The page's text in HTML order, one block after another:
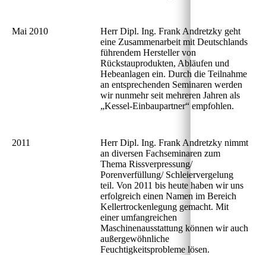
Mai 2010
Herr Dipl. Ing. Frank Andretzky geht
eine Zusammenarbeit mit Deutschlands
führendem Hersteller von
Rückstauprodukten, Abläufen und
Hebeanlagen ein. Durch die Teilnahme
an entsprechenden Seminaren werden
wir nunmehr seit mehreren Jahren als
„Kessel-Einbaupartner“ empfohlen.
2011
Herr Dipl. Ing. Frank Andretzky nimmt
an diversen Fachseminaren zum
Thema Rissverpressung/
Porenverfüllung/ Schleiervergelung
teil. Von 2011 bis heute haben wir uns
erfolgreich einen Namen im Bereich
Kellertrockenlegung gemacht. Mit
einer umfangreichen
Maschinenausstattung können wir auch
außergewöhnliche
Feuchtigkeitsprobleme lösen.